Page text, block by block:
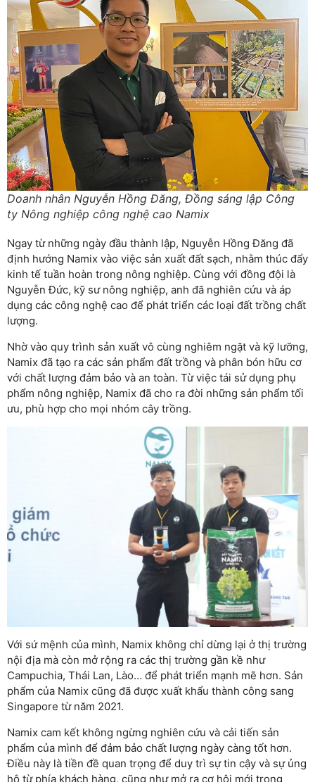
Doanh nhân Nguyễn Hồng Đăng, Đồng sáng lập Công
ty Nông nghiệp công nghệ cao Namix
Ngay từ những ngày đầu thành lập, Nguyễn Hồng Đăng đã
định hướng Namix vào việc sản xuất đất sạch, nhằm thúc đẩy
kinh tế tuần hoàn trong nông nghiệp. Cùng với đồng đội là
Nguyễn Đức, kỹ sư nông nghiệp, anh đã nghiên cứu và áp
dụng các công nghệ cao để phát triển các loại đất trồng chất
lượng.
Nhờ vào quy trình sản xuất vô cùng nghiêm ngặt và kỹ lưỡng,
Namix đã tạo ra các sản phẩm đất trồng và phân bón hữu cơ
với chất lượng đảm bảo và an toàn. Từ việc tái sử dụng phụ
phẩm nông nghiệp, Namix đã cho ra đời những sản phẩm tối
ưu, phù hợp cho mọi nhóm cây trồng.
Với sứ mệnh của mình, Namix không chỉ dừng lại ở thị trường
nội địa mà còn mở rộng ra các thị trường gần kề như
Campuchia, Thái Lan, Lào… để phát triển mạnh mẽ hơn. Sản
phẩm của Namix cũng đã được xuất khẩu thành công sang
Singapore từ năm 2021.
Namix cam kết không ngừng nghiên cứu và cải tiến sản
phẩm của mình để đảm bảo chất lượng ngày càng tốt hơn.
Điều này là tiền đề quan trọng để duy trì sự tin cậy và sự ủng
hộ từ phía khách hàng, cũng như mở ra cơ hội mới trong